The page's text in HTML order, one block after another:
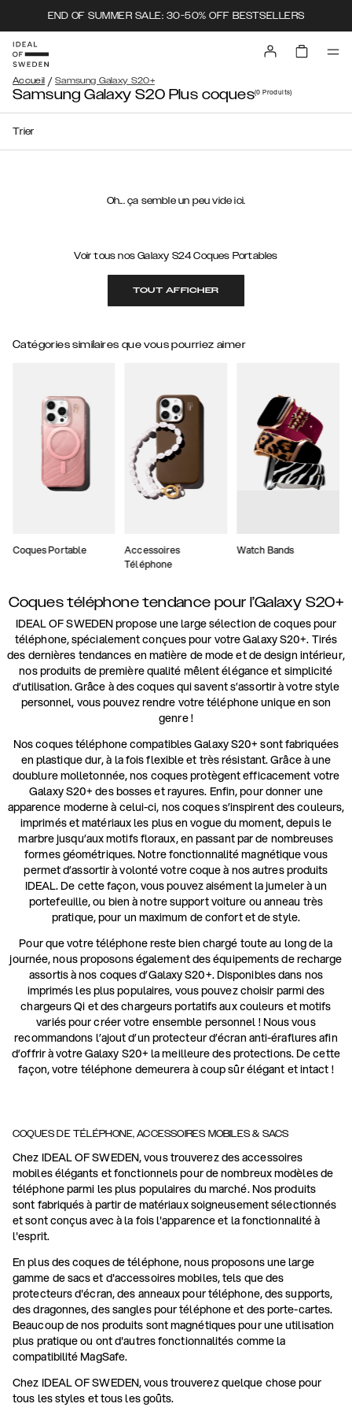
END OF SUMMER SALE: 30-50% OFF BESTSELLERS
Accueil / Samsung Galaxy S20+
Samsung Galaxy S20 Plus coques(0Produits)
Trier
Oh... ça semble un peu vide ici.
Voir tous nos Galaxy S24 Coques Portables
TOUT AFFICHER
Catégories similaires que vous pourriez aimer
Coques Portable
Accessoires
Téléphone
Watch Bands
Coques téléphone tendance pour l’Galaxy S20+
IDEAL OF SWEDEN propose une large sélection de coques pour
téléphone, spécialement conçues pour votre Galaxy S20+. Tirés
des dernières tendances en matière de mode et de design intérieur,
nos produits de première qualité mêlent élégance et simplicité
d’utilisation. Grâce à des coques qui savent s’assortir à votre style
personnel, vous pouvez rendre votre téléphone unique en son
genre !
Nos coques téléphone compatibles Galaxy S20+ sont fabriquées
en plastique dur, à la fois flexible et très résistant. Grâce à une
doublure molletonnée, nos coques protègent efficacement votre
Galaxy S20+ des bosses et rayures. Enfin, pour donner une
apparence moderne à celui-ci, nos coques s’inspirent des couleurs,
imprimés et matériaux les plus en vogue du moment, depuis le
marbre jusqu’aux motifs floraux, en passant par de nombreuses
formes géométriques. Notre fonctionnalité magnétique vous
permet d’assortir à volonté votre coque à nos autres produits
IDEAL. De cette façon, vous pouvez aisément la jumeler à un
portefeuille, ou bien à notre support voiture ou anneau très
pratique, pour un maximum de confort et de style.
Pour que votre téléphone reste bien chargé toute au long de la
journée, nous proposons également des équipements de recharge
assortis à nos coques d’Galaxy S20+. Disponibles dans nos
imprimés les plus populaires, vous pouvez choisir parmi des
chargeurs Qi et des chargeurs portatifs aux couleurs et motifs
variés pour créer votre ensemble personnel ! Nous vous
recommandons l’ajout d’un protecteur d’écran anti-éraflures afin
d’offrir à votre Galaxy S20+ la meilleure des protections. De cette
façon, votre téléphone demeurera à coup sûr élégant et intact !
COQUES DE TÉLÉPHONE, ACCESSOIRES MOBILES & SACS
Chez IDEAL OF SWEDEN, vous trouverez des accessoires
mobiles élégants et fonctionnels pour de nombreux modèles de
téléphone parmi les plus populaires du marché. Nos produits
sont fabriqués à partir de matériaux soigneusement sélectionnés
et sont conçus avec à la fois l'apparence et la fonctionnalité à
l'esprit.
En plus des coques de téléphone, nous proposons une large
gamme de sacs et d'accessoires mobiles, tels que des
protecteurs d'écran, des anneaux pour téléphone, des supports,
des dragonnes, des sangles pour téléphone et des porte-cartes.
Beaucoup de nos produits sont magnétiques pour une utilisation
plus pratique ou ont d'autres fonctionnalités comme la
compatibilité MagSafe.
Chez IDEAL OF SWEDEN, vous trouverez quelque chose pour
tous les styles et tous les goûts.